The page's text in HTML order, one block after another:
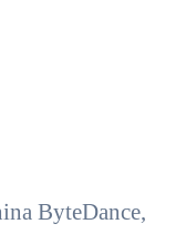
ByteDance,